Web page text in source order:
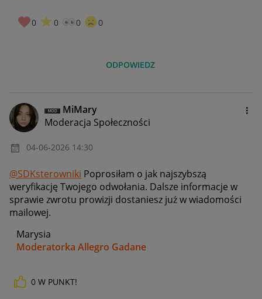
0 0 0 0
ODPOWIEDZ
MiMary
Moderacja Społeczności
‎04-06-2026 14:30
@SDKsterowniki Poprosiłam o jak najszybszą
weryfikację Twojego odwołania. Dalsze informacje w
sprawie zwrotu prowizji dostaniesz już w wiadomości
mailowej.
Marysia
Moderatorka Allegro Gadane
0 W PUNKT!